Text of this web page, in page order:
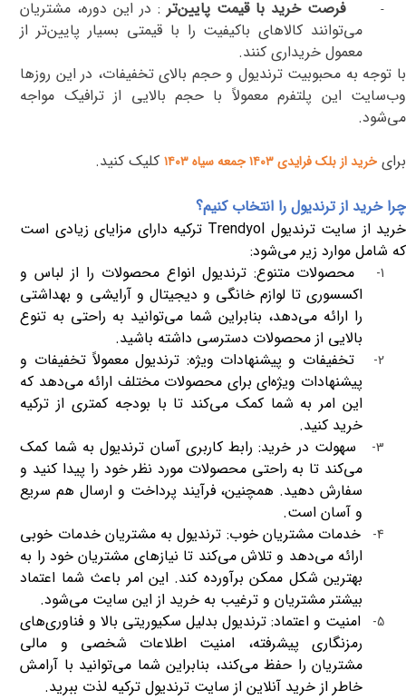
- فرصت خرید با قیمت پایین‌تر: در این دوره، مشتریان
می‌توانند کالاهای باکیفیت را با قیمتی بسیار پایین‌تر از
معمول خریداری کنند.
با توجه به محبوبیت ترندیول و حجم بالای تخفیفات، در این روز‌ها
وب‌سایت این پلتفرم معمولاً با حجم بالایی از ترافیک مواجه
می‌شود.
برای خریداز بلک فرایدی ۱۴۰۳ جمعه سیاه ۱۴۰۳ کلیک کنید.
چرا خرید از ترندیول را انتخاب کنیم؟
خرید از سایت ترندیول Trendyol ترکیه دارای مزایای زیادی است
که شامل موارد زیر می‌شود:
1-
محصولات متنوع: ترندیول انواع محصولات را از لباس و
اکسسوری تا لوازم خانگی و دیجیتال و آرایشی و بهداشتی
را ارائه می‌دهد، بنابراین شما می‌توانید به راحتی به تنوع
بالایی از محصولات دسترسی داشته باشید.
2-
تخفیفات و پیشنهادات ویژه: ترندیول معمولاً تخفیفات و
پیشنهادات ویژه‌ای برای محصولات مختلف ارائه می‌دهد که
این امر به شما کمک می‌کند تا با بودجه کمتری از ترکیه
خرید کنید.
3-
سهولت در خرید: رابط کاربری آسان ترندیول به شما کمک
می‌کند تا به راحتی محصولات مورد نظر خود را پیدا کنید و
سفارش دهید. همچنین، فرآیند پرداخت و ارسال هم سریع
و آسان است.
4-
خدمات مشتریان خوب: ترندیول به مشتریان خدمات خوبی
ارائه می‌دهد و تلاش می‌کند تا نیازهای مشتریان خود را به
بهترین شکل ممکن برآورده کند. این امر باعث شما اعتماد
بیشتر مشتریان و ترغیب به خرید از این سایت می‌شود.
5-
امنیت و اعتماد: ترندیول بدلیل سکیوریتی بالا و فناوری‌های
رمزنگاری پیشرفته، امنیت اطلاعات شخصی و مالی
مشتریان را حفظ می‌کند، بنابراین شما می‌توانید با آرامش
خاطر از خرید آنلاین از سایت ترندیول ترکیه لذت ببرید.